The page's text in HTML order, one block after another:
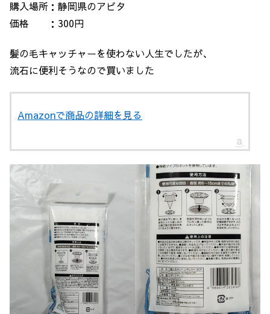
購入場所：静岡県のアピタ
価格 ：300円
髪の毛キャッチャーを使わない人生でしたが、
流石に便利そうなので買いました
Amazonで商品の詳細を見る